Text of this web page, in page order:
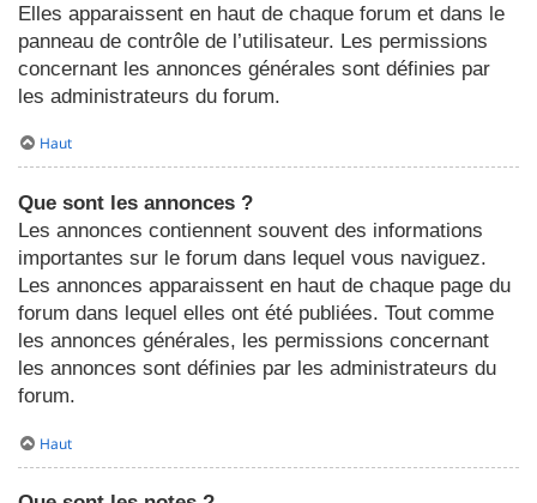
Elles apparaissent en haut de chaque forum et dans le
panneau de contrôle de l’utilisateur. Les permissions
concernant les annonces générales sont définies par
les administrateurs du forum.
Haut
Que sont les annonces ?
Les annonces contiennent souvent des informations
importantes sur le forum dans lequel vous naviguez.
Les annonces apparaissent en haut de chaque page du
forum dans lequel elles ont été publiées. Tout comme
les annonces générales, les permissions concernant
les annonces sont définies par les administrateurs du
forum.
Haut